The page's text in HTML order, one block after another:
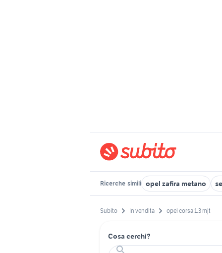
Ricerche simili opel zafira metano
Subito In vendita opel corsa 1.3 mjt
Cosa cerchi?